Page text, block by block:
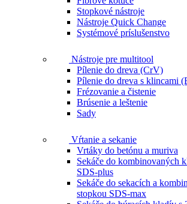
Stopkové nástroje
Nástroje Quick Change
Systémové príslušenstvo
Nástroje pre multitool
Pílenie do dreva (CrV)
Pílenie do dreva s klincami
Frézovanie a čistenie
Brúsenie a leštenie
Sady
Vŕtanie a sekanie
Vrtáky do betónu a muriva
Sekáče do kombinovaných
SDS-plus
Sekáče do sekacích a
stopkou SDS-max